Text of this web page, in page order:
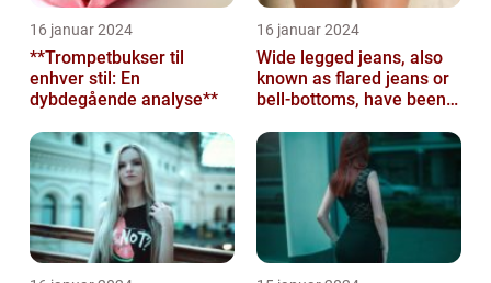
16 januar 2024
**Trompetbukser til
enhver stil: En
dybdegående analyse**
16 januar 2024
Wide legged jeans, also
known as flared jeans or
bell-bottoms, have been a
wor...